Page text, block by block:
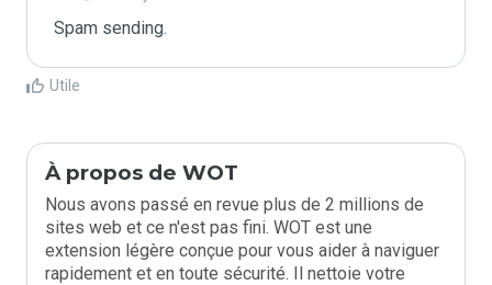
Spam sending.
Utile
À propos de WOT
Nous avons passé en revue plus de 2 millions de
sites web et ce n'est pas fini. WOT est une
extension légère conçue pour vous aider à naviguer
rapidement et en toute sécurité. Il nettoie votre